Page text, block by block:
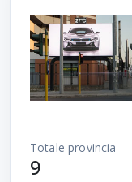
Totale provincia
9